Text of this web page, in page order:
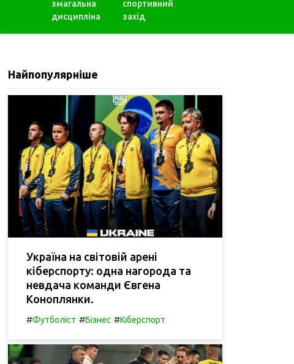
змагальна
дисципліна
спортивний
захід
Найпопулярніше
Україна на світовій арені
кіберспорту: одна нагорода та
невдача команди Євгена
Коноплянки.
#Футболіст #Бізнес #Кіберспорт